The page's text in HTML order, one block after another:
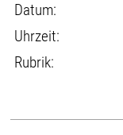
Datum:
Uhrzeit:
Rubrik: